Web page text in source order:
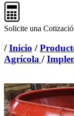
Solicite una
/Inicio /
Agrícola /